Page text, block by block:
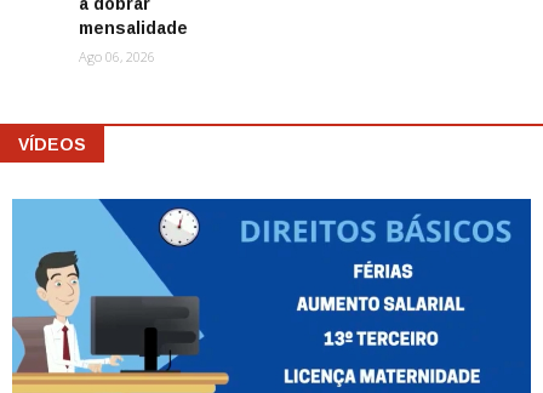
mensalidade
Ago 06, 2026
VÍDEOS